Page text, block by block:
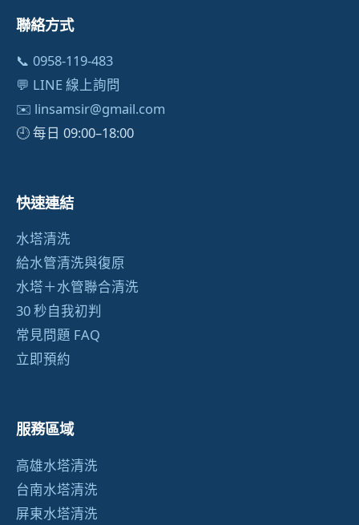
聯絡方式
📞 0958-119-483
💬 LINE 線上詢問
✉️ linsamsir@gmail.com
🕘 每日 09:00–18:00
快速連結
水塔清洗
給水管清洗與復原
水塔＋水管聯合清洗
30 秒自我初判
常見問題 FAQ
立即預約
服務區域
高雄水塔清洗
台南水塔清洗
屏東水塔清洗